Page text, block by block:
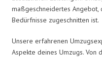
maßgeschneidertes
Bedürfnisse zugeschnitten ist.
Unsere erfahrenen
Aspekte deines Umzugs. Von